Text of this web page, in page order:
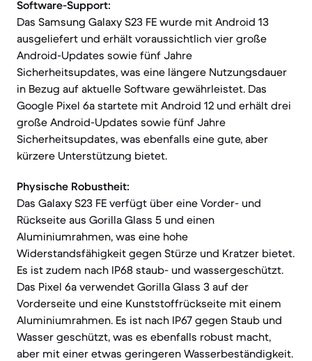
Software-Support:
Das Samsung Galaxy S23 FE wurde mit Android 13
ausgeliefert und erhält voraussichtlich vier große
Android-Updates sowie fünf Jahre
Sicherheitsupdates, was eine längere Nutzungsdauer
in Bezug auf aktuelle Software gewährleistet. Das
Google Pixel 6a startete mit Android 12 und erhält drei
große Android-Updates sowie fünf Jahre
Sicherheitsupdates, was ebenfalls eine gute, aber
kürzere Unterstützung bietet.
Physische Robustheit:
Das Galaxy S23 FE verfügt über eine Vorder- und
Rückseite aus Gorilla Glass 5 und einen
Aluminiumrahmen, was eine hohe
Widerstandsfähigkeit gegen Stürze und Kratzer bietet.
Es ist zudem nach IP68 staub- und wassergeschützt.
Das Pixel 6a verwendet Gorilla Glass 3 auf der
Vorderseite und eine Kunststoffrückseite mit einem
Aluminiumrahmen. Es ist nach IP67 gegen Staub und
Wasser geschützt, was es ebenfalls robust macht,
aber mit einer etwas geringeren Wasserbeständigkeit.